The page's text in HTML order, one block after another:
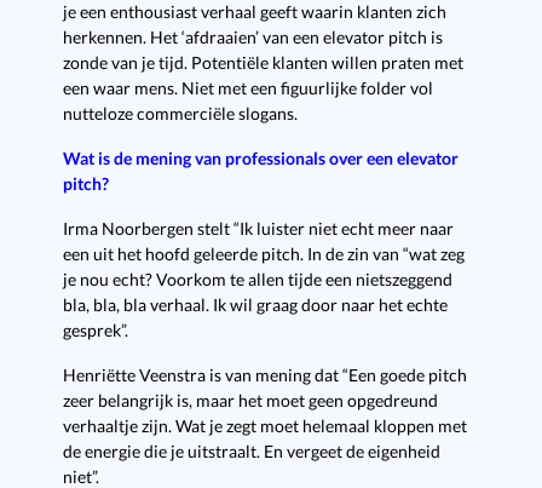
je een enthousiast verhaal geeft waarin klanten zich
herkennen. Het ‘afdraaien’ van een elevator pitch is
zonde van je tijd. Potentiële klanten willen praten met
een waar mens. Niet met een figuurlijke folder vol
nutteloze commerciële slogans.
Wat is de mening van professionals over een elevator
pitch?
Irma Noorbergen stelt “Ik luister niet echt meer naar
een uit het hoofd geleerde pitch. In de zin van “wat zeg
je nou echt? Voorkom te allen tijde een nietszeggend
bla, bla, bla verhaal. Ik wil graag door naar het echte
gesprek”.
Henriëtte Veenstra is van mening dat “Een goede pitch
zeer belangrijk is, maar het moet geen opgedreund
verhaaltje zijn. Wat je zegt moet helemaal kloppen met
de energie die je uitstraalt. En vergeet de eigenheid
niet”.